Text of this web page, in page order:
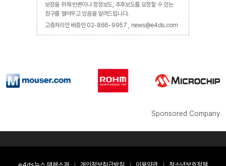
보장을 위해 반론이나 정정보도, 추후보도를 요청할 수 있는
창구를 열어두고 있음을 알려드립니다.
고충처리인 배종인 02-866-9957 , news@e4ds.com
Sponsored Company